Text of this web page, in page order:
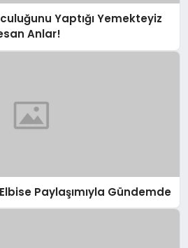
Yaptığı Yemekteyiz
Anlar!
Paylaşımıyla Gündemde